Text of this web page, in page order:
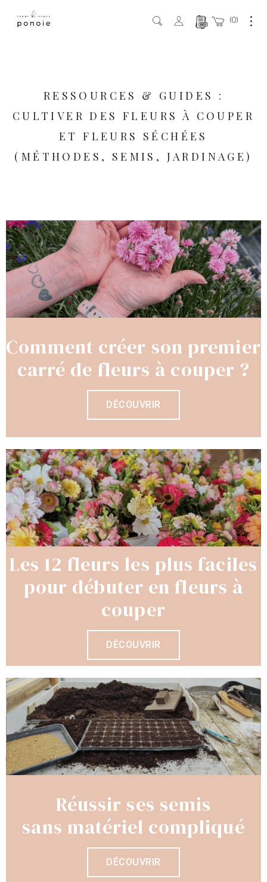
0
RESSOURCES & GUIDES :
CULTIVER DES FLEURS À COUPER
ET FLEURS SÉCHÉES
(MÉTHODES, SEMIS, JARDINAGE)
Comment créer son premier
carré de fleurs à couper ?
DÉCOUVRIR
Les 12 fleurs les plus faciles
pour débuter en fleurs à
couper
DÉCOUVRIR
Réussir ses semis
sans matériel compliqué
DÉCOUVRIR